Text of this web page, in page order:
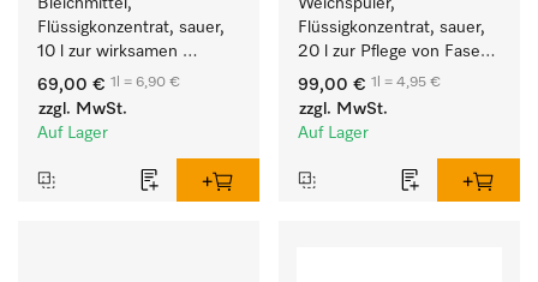
Bleichmittel,
Flüssigkonzentrat, sauer,
10 l zur wirksamen
Entfernung von
hartnäckigen Flecken.
69,00 € 1l = 6,90 €
zzgl. MwSt.
Auf Lager
Weichspüler,
Flüssigkonzentrat, sauer,
20 l zur Pflege von Fasern
für eine langfristige
Geschmeidigkeit der
Textilien.
99,00 € 1l = 4,95 €
zzgl. MwSt.
Auf Lager